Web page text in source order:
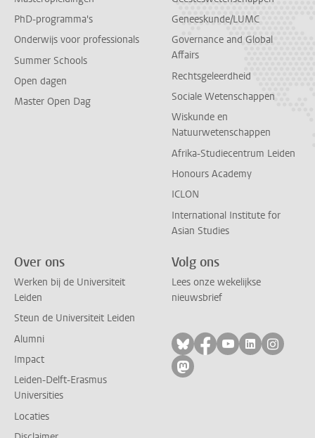
PhD-programma's
Onderwijs voor professionals
Summer Schools
Open dagen
Master Open Dag
Geneeskunde/LUMC
Governance and Global
Affairs
Rechtsgeleerdheid
Sociale Wetenschappen
Wiskunde en
Natuurwetenschappen
Afrika-Studiecentrum Leiden
Honours Academy
ICLON
International Institute for
Asian Studies
Over ons
Werken bij de Universiteit
Leiden
Steun de Universiteit Leiden
Alumni
Impact
Leiden-Delft-Erasmus
Universities
Locaties
Volg ons
Lees onze wekelijkse
nieuwsbrief
Volg ons op bluesky
Volg ons op
Volg ons op
Volg ons
Volg
Volg ons op mastodon